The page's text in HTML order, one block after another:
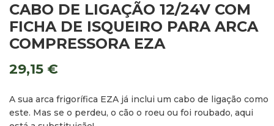
CABO DE LIGAÇÃO 12/24V COM
FICHA DE ISQUEIRO PARA ARCA
COMPRESSORA EZA
29,15 €
A sua arca frigorífica EZA já inclui um cabo de ligação como
este. Mas se o perdeu, o cão o roeu ou foi roubado, aqui